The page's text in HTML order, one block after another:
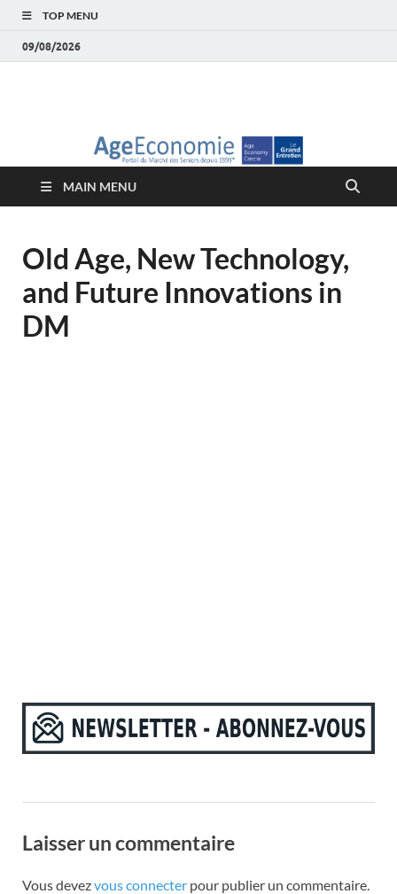
TOP MENU
09/08/2026
économie – Marché
des Seniors
MAIN MENU
Old Age, New Technology,
and Future Innovations in
DM
Laisser un commentaire
Vous devezvous connecter pour publier un commentaire.